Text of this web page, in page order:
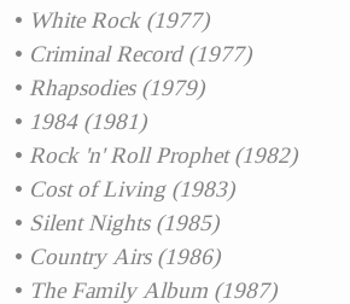
White Rock (1977)
Criminal Record (1977)
Rhapsodies (1979)
1984 (1981)
Rock 'n' Roll Prophet (1982)
Cost of Living (1983)
Silent Nights (1985)
Country Airs (1986)
The Family Album (1987)